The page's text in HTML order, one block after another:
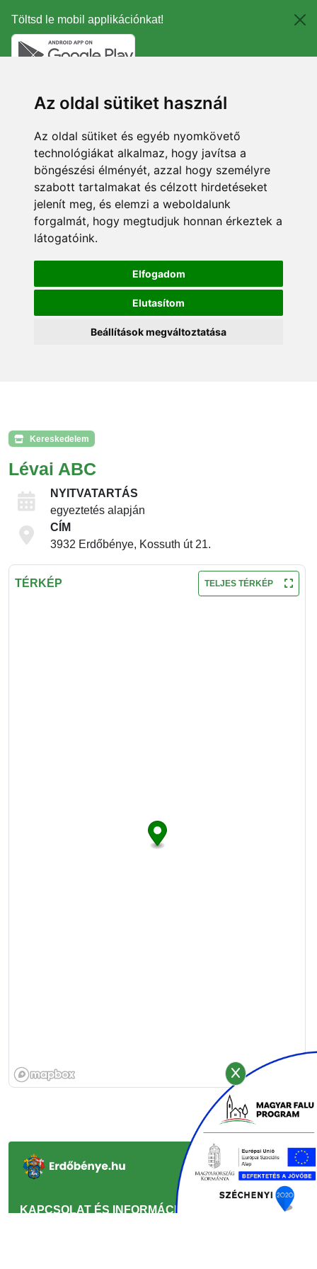
Töltsd le mobil applikációnkat!
Az oldal sütiket használ
Az oldal sütiket és egyéb nyomkövető
technológiákat alkalmaz, hogy javítsa a
böngészési élményét, azzal hogy személyre
szabott tartalmakat és célzott hirdetéseket
jelenít meg, és elemzi a weboldalunk
forgalmát, hogy megtudjuk honnan érkeztek a
látogatóink.
Elfogadom
Elutasítom
Beállítások megváltoztatása
Kereskedelem
Lévai ABC
NYITVATARTÁS
egyeztetés alapján
CÍM
3932 Erdőbénye, Kossuth út 21.
TÉRKÉP TELJES TÉRKÉP
KAPCSOLAT ÉS INFORMÁCIÓ